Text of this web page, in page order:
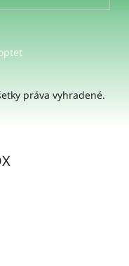
práva vyhradené.